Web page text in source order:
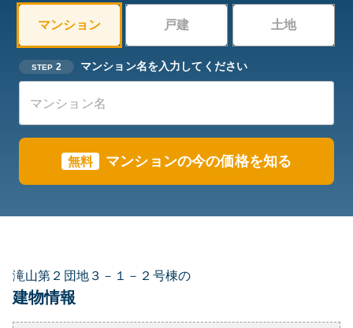
マンション 戸建 土地
STEP 2 マンション名を入力してください
無料 マンションの今の価格を知る
滝山第２団地３－１－２号棟の
建物情報